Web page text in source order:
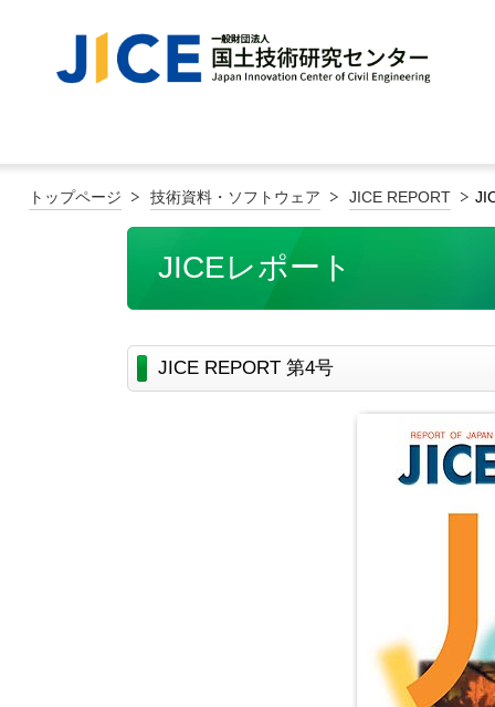
トップページ 技術資料・ソフトウェア JICE REPORT
JICEレポート
JICE REPORT 第4号